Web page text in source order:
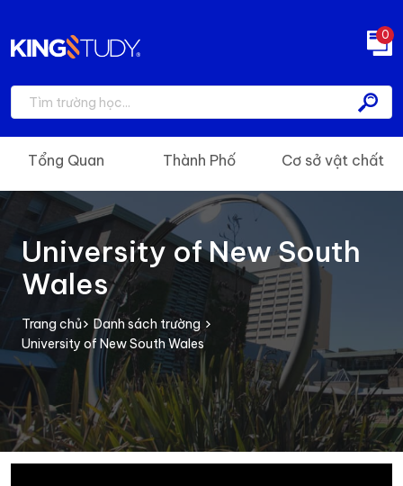
0
University of New South
Wales
Trang chủ
Danh sách trường
University of New South Wales
Tổng Quan Thành Phố Cơ sở vật chất